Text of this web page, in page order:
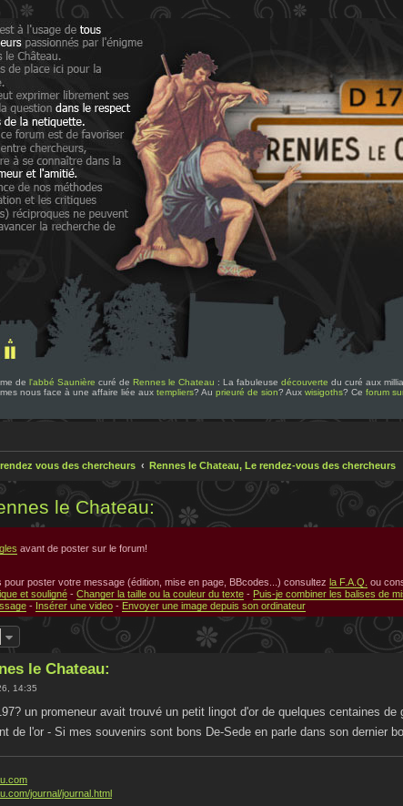
de l'abbé Saunière curé de Rennes le Chateau : La fabuleuse découverte du curé aux
nous face à une affaire liée aux templiers? Au prieuré de sion? Aux wisigoths? Ce forum
vous des chercheurs Rennes le Chateau, Le rendez-vous des chercheurs
le Chateau:
avant de poster sur le forum!
poster votre message (édition, mise en page, BBcodes...) consultez la F.A.Q. ou
et souligné - Changer la taille ou la couleur du texte - Puis-je combiner les balises de
- Insérer une video - Envoyer une image depuis son ordinateur
le Chateau:
14:35
un promeneur avait trouvé un petit lingot d'or de quelques centaines
de l'or - Si mes souvenirs sont bons De-Sede en parle dans son dernier
journal/journal.html